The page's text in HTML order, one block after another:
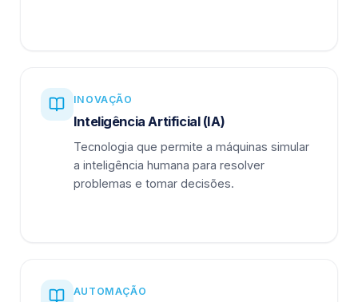
INOVAÇÃO
Inteligência Artificial (IA)
Tecnologia que permite a máquinas simular
a inteligência humana para resolver
problemas e tomar decisões.
AUTOMAÇÃO